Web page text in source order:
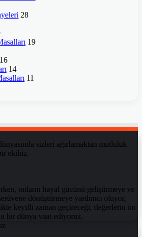
28
19
16
14
11
sizleri ağırlamaktan mutluluk
ekibiz.
onların hayal gücünü geliştirmeye ve
dönüştürmeye yardımcı oluyor,
keyifli zaman geçireceği, değerlerin ön
bir dünya vaat ediyoruz.